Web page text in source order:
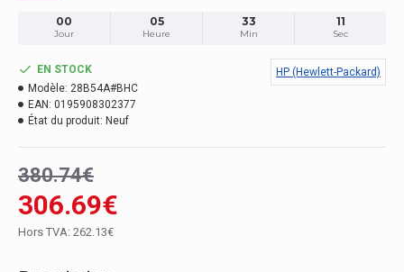
00
Jour
05
Heure
33
Min
10
Sec
306.69€
380.74€
Hors TVA: 262.13€
EN STOCK
Modèle: 28B54A#BHC
EAN: 0195908302377
État du produit: Neuf
HP (Hewlett-Packard)